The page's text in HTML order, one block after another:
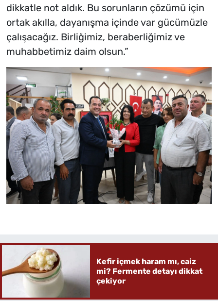
dikkatle not aldık. Bu sorunların çözümü için
ortak akılla, dayanışma içinde var gücümüzle
çalışacağız. Birliğimiz, beraberliğimiz ve
muhabbetimiz daim olsun.”
Kefir içmek haram mı, caiz
mi? Fermente detayı dikkat
çekiyor